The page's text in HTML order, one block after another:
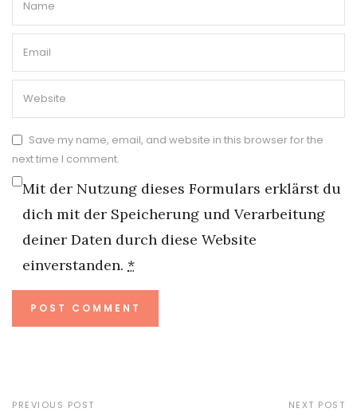
Save my name, email, and website in this browser for the
next time I comment.
Mit der Nutzung dieses Formulars erklärst du
dich mit der Speicherung und Verarbeitung
deiner Daten durch diese Website
einverstanden. *
PREVIOUS POST NEXT POST